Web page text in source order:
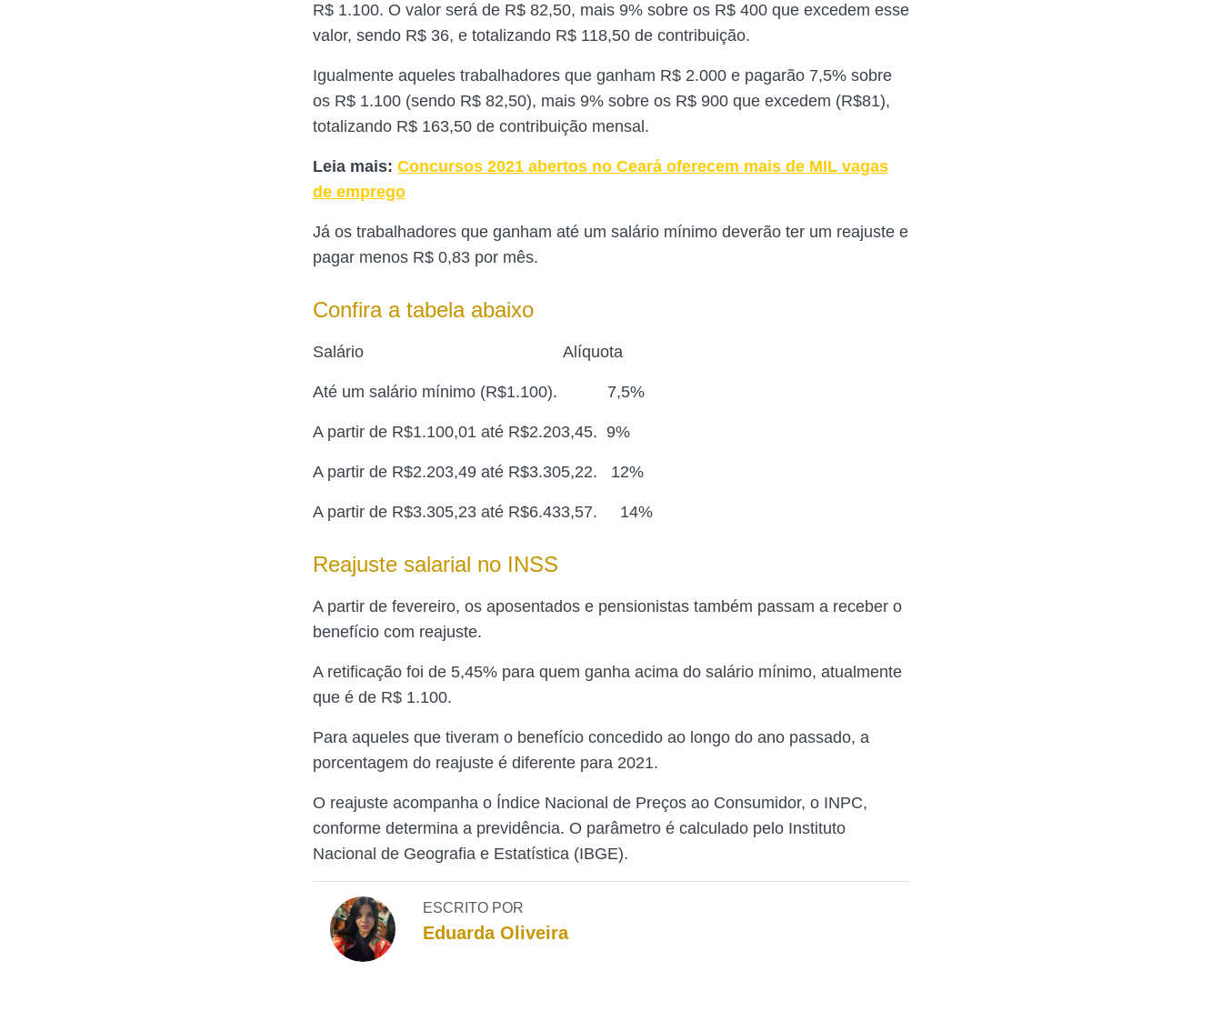
R$ 1.100. O valor será de R$ 82,50, mais 9% sobre os R$ 400 que excedem esse
valor, sendo R$ 36, e totalizando R$ 118,50 de contribuição.
Igualmente aqueles trabalhadores que ganham R$ 2.000 e pagarão 7,5% sobre
os R$ 1.100 (sendo R$ 82,50), mais 9% sobre os R$ 900 que excedem (R$81),
totalizando R$ 163,50 de contribuição mensal.
Leia mais: Concursos 2021 abertos no Ceará oferecem mais de MIL vagas
de emprego
Já os trabalhadores que ganham até um salário mínimo deverão ter um reajuste e
pagar menos R$ 0,83 por mês.
Confira a tabela abaixo
Salário Alíquota
Até um salário mínimo (R$1.100). 7,5%
A partir de R$1.100,01 até R$2.203,45. 9%
A partir de R$2.203,49 até R$3.305,22. 12%
A partir de R$3.305,23 até R$6.433,57. 14%
Reajuste salarial no INSS
A partir de fevereiro, os aposentados e pensionistas também passam a receber o
benefício com reajuste.
A retificação foi de 5,45% para quem ganha acima do salário mínimo, atualmente
que é de R$ 1.100.
Para aqueles que tiveram o benefício concedido ao longo do ano passado, a
porcentagem do reajuste é diferente para 2021.
O reajuste acompanha o Índice Nacional de Preços ao Consumidor, o INPC,
conforme determina a previdência. O parâmetro é calculado pelo Instituto
Nacional de Geografia e Estatística (IBGE).
ESCRITO POR
Eduarda Oliveira